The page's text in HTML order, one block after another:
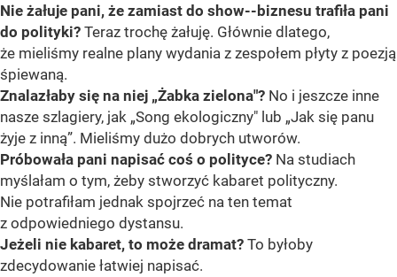
Nie żałuje pani, że zamiast do show--biznesu trafiła pani
do polityki? Teraz trochę żałuję. Głównie dlatego,
że mieliśmy realne plany wydania z zespołem płyty z poezją
śpiewaną.
Znalazłaby się na niej „Żabka zielona"? No i jeszcze inne
nasze szlagiery, jak „Song ekologiczny" lub „Jak się panu
żyje z inną”. Mieliśmy dużo dobrych utworów.
Próbowała pani napisać coś o polityce? Na studiach
myślałam o tym, żeby stworzyć kabaret polityczny.
Nie potrafiłam jednak spojrzeć na ten temat
z odpowiedniego dystansu.
Jeżeli nie kabaret, to może dramat? To byłoby
zdecydowanie łatwiej napisać.